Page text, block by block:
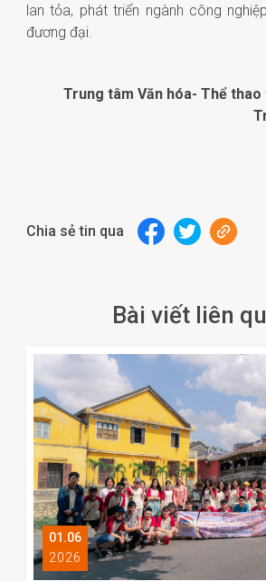
lan tỏa, phát triển ngành công
đương đại.
Trung tâm Văn hóa- Thể thao
Chia sẻ tin qua
Bài viết liên
01.06
2026